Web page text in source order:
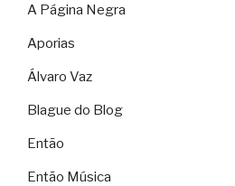
A Página Negra
Aporias
Álvaro Vaz
Blague do Blog
Então
Então Música